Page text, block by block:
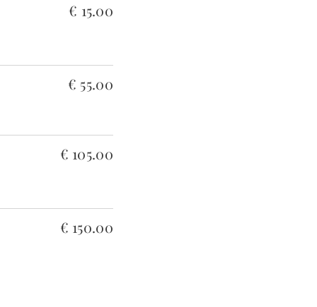
€ 15.00
€ 55.00
€ 105.00
€ 150.00